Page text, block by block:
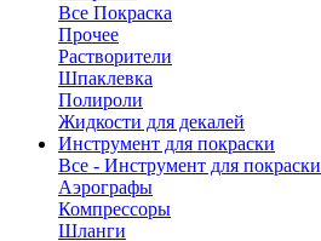
Все Покраска
Прочее
Растворители
Шпаклевка
Полироли
Жидкости для декалей
Инструмент для покраски
Все - Инструмент для покраски
Аэрографы
Компрессоры
Шланги